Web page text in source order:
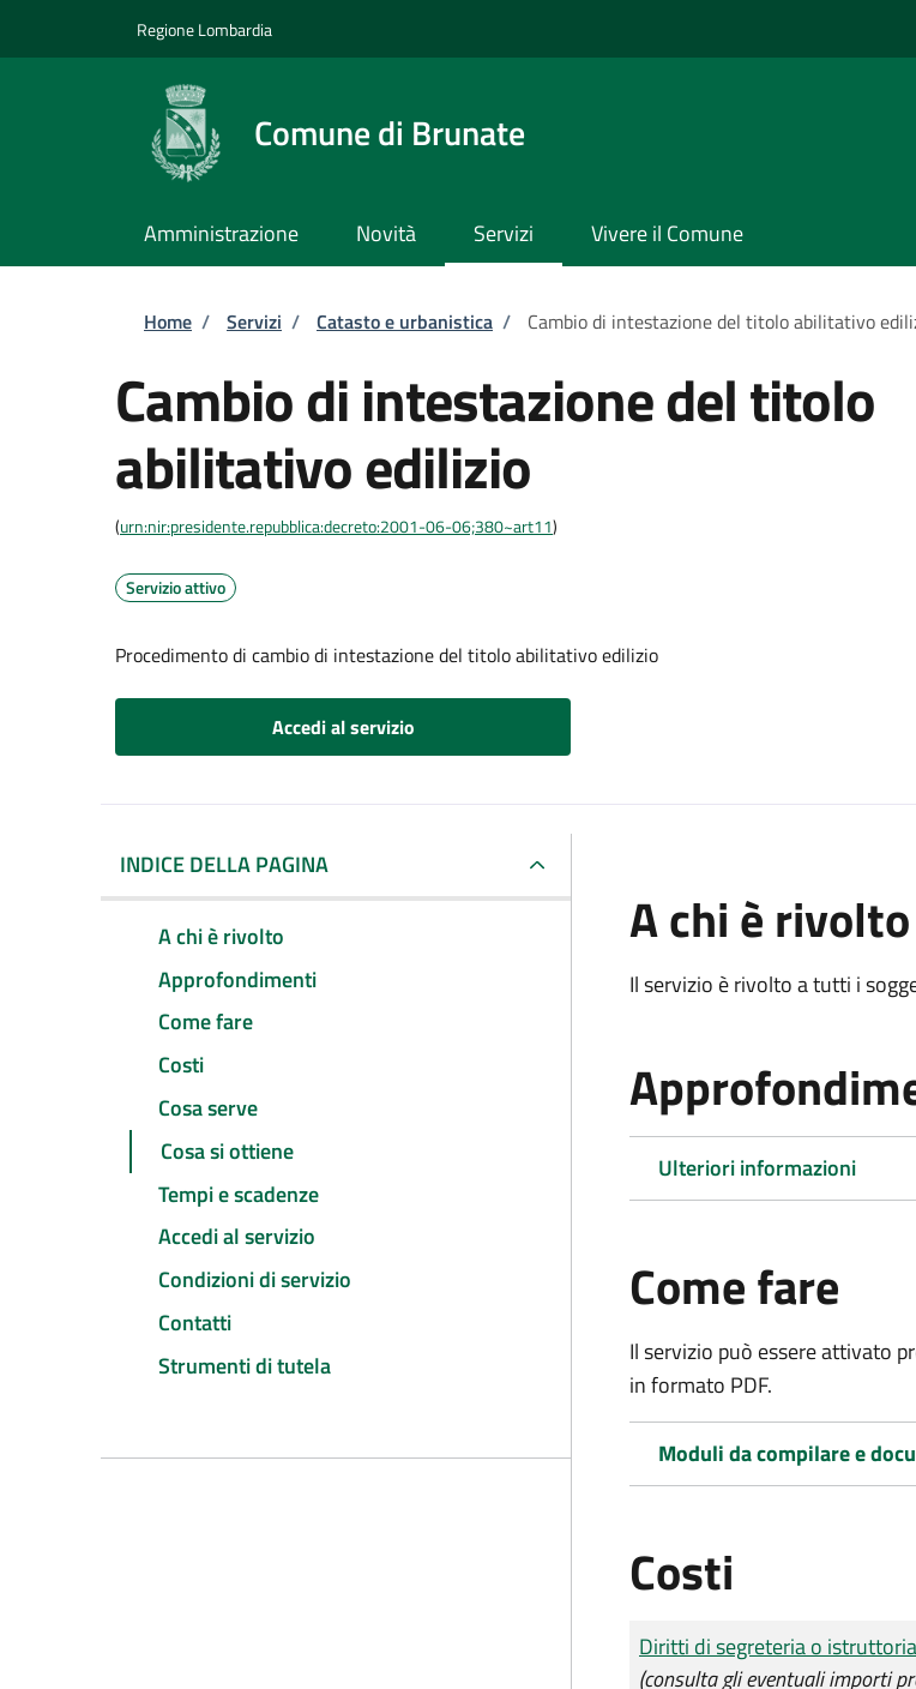
Regione Lombardia
Comune di Brunate
Amministrazione Novità Servizi Vivere il Comune
Briciole di pane
Home / Servizi / Catasto e urbanistica / Cambio di intestazione del titolo abilitativo
Cambio di intestazione del titolo
abilitativo edilizio
(urn:nir:presidente.repubblica:decreto:2001-06-06;380~art11)
Servizio attivo
Procedimento di cambio di intestazione del titolo abilitativo edilizio
Accedi al servizio
INDICE DELLA PAGINA
A chi è rivolto
Approfondimenti
Come fare
Costi
Cosa serve
Cosa si ottiene
Tempi e scadenze
Accedi al servizio
Condizioni di servizio
Contatti
Strumenti di tutela
A chi è rivolto
Il servizio è rivolto a tutti i
Ulteriori informazioni
Come fare
Il servizio può essere attivato
in formato PDF.
Moduli da compilare e
Costi
Tipo di pagamento
Importo
Diritti di segreteria o istruttoria
(consulta gli eventuali importi